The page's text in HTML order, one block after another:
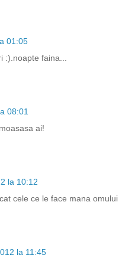
01:05
:).noapte faina...
08:01
ai!
la 10:12
cele ce le face mana omului
la 11:45